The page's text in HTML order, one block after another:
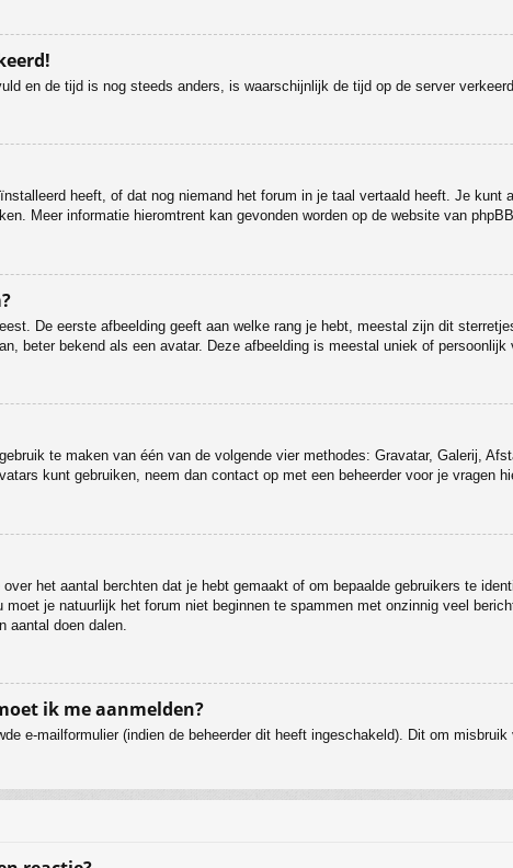
en de tijd is nog steeds anders, is waarschijnlijk de tijd op de server
heeft, of dat nog niemand het forum in je taal vertaald heeft. Je
Meer informatie hieromtrent kan gevonden worden op de website van
De eerste afbeelding geeft aan welke rang je hebt, meestal zijn dit
beter bekend als een avatar. Deze afbeelding is meestal uniek of persoonlijk
te maken van één van de volgende vier methodes: Gravatar, Galerij,
kunt gebruiken, neem dan contact op met een beheerder voor je vragen
het aantal berchten dat je hebt gemaakt of om bepaalde gebruikers te
je natuurlijk het forum niet beginnen te spammen met onzinnig veel
aantal doen dalen.
ik me aanmelden?
e-mailformulier (indien de beheerder dit heeft ingeschakeld). Dit om